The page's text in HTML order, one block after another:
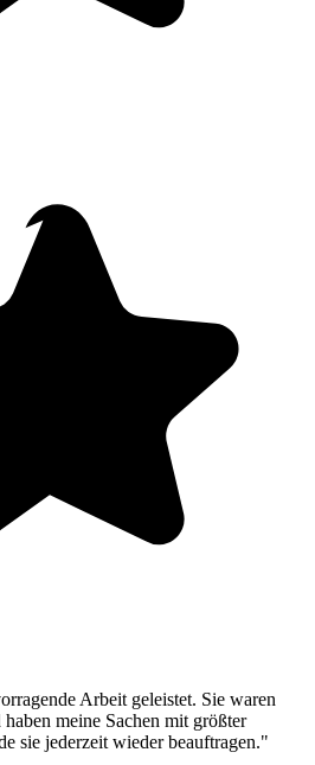
Arbeit geleistet. Sie waren
meine Sachen mit größter
sie jederzeit wieder beauftragen."